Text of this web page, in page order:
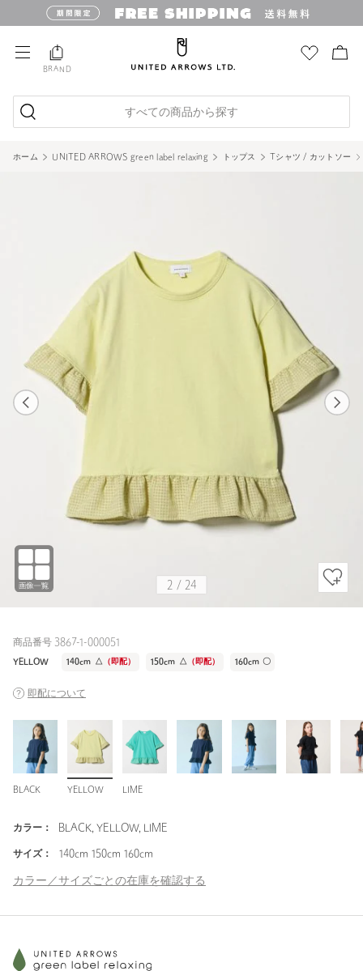
BRAND
すべての商品から探す
ホーム UNITED ARROWS green label relaxing トップス Tシャツ / カットソー
2 / 24
商品番号 3867-1-000051
YELLOW 140cm △ （即配） 150cm △ （即配） 160cm 〇
即配について
BLACK YELLOW LIME
カラー： BLACK, YELLOW, LIME
サイズ： 140cm 150cm 160cm
カラー／サイズごとの在庫を確認する
BLACK